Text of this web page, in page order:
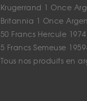
Krugerrand 1 Once
Britannia 1 Once
50 Francs Hercule
5 Francs Semeuse
Tous nos produits en